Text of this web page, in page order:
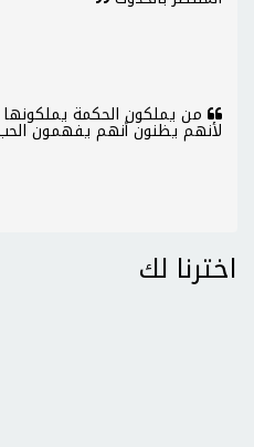
من يملكون الحكمة
لأنهم يظنون أنهم يفهمون
اخترنا لك